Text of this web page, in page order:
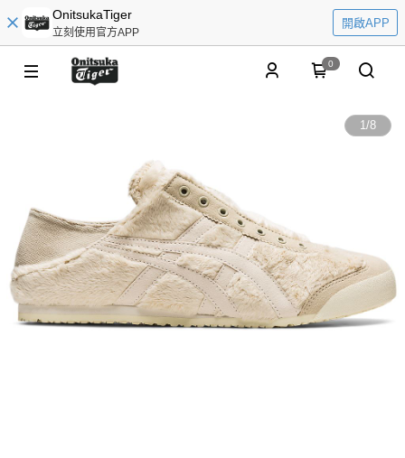
OnitsukaTiger
立刻使用官方APP
開啟APP
0
1/8